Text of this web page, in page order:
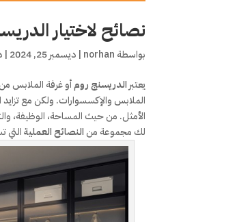
نصائح لاختيار
بواسطة norhan
|ديسمبر 25, 2024 |
يعتبر الدريسنج رومأو غرفة الملابس
الملابس والإكسسوارات. ولكن مع
الأمثل. من حيث المساحة، الوظيفة،
لك مجموعة من النصائح العمليةالتي